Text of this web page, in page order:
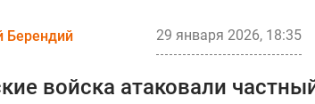
Берендий 29 января 2026, 18:35
войска атаковали